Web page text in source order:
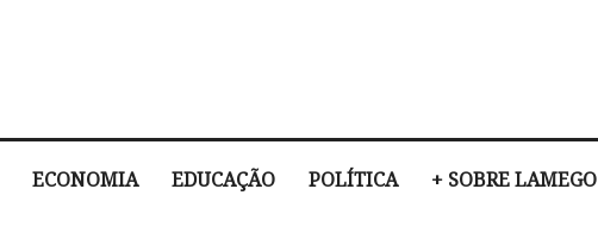
ECONOMIA EDUCAÇÃO POLÍTICA + SOBRE LAMEGO